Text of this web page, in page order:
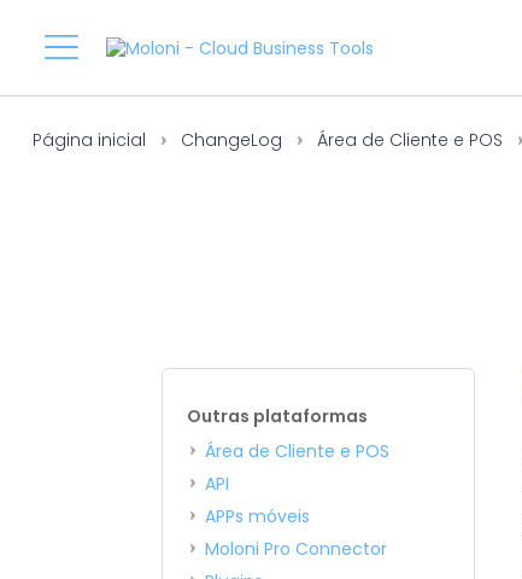
Página inicial ChangeLog Área de Cliente e POS
Outras plataformas
Área de Cliente e POS
API
APPs móveis
Moloni Pro Connector